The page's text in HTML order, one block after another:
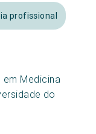
profissional
Medicina
do